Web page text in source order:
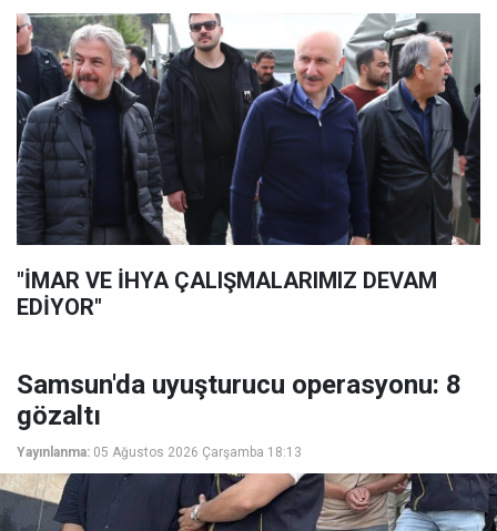
"İMAR VE İHYA ÇALIŞMALARIMIZ DEVAM
EDİYOR"
Samsun'da uyuşturucu operasyonu: 8
gözaltı
Yayınlanma: 05 Ağustos 2026 Çarşamba 18:13